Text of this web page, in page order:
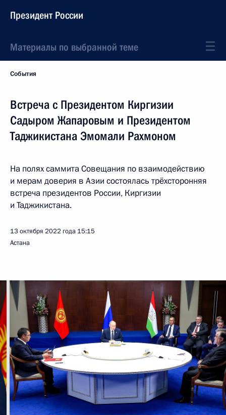
Президент России
Материалы по выбранной теме
События
Встреча с Президентом Киргизии
Садыром Жапаровым и Президентом
Таджикистана Эмомали Рахмоном
На полях саммита Совещания по взаимодействию
и мерам доверия в Азии состоялась трёхсторонняя
встреча президентов России, Киргизии
и Таджикистана.
13 октября 2022 года 15:15
Астана